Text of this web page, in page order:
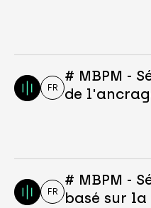
FR
# MBPM -
de
FR
# MBPM -
basé sur